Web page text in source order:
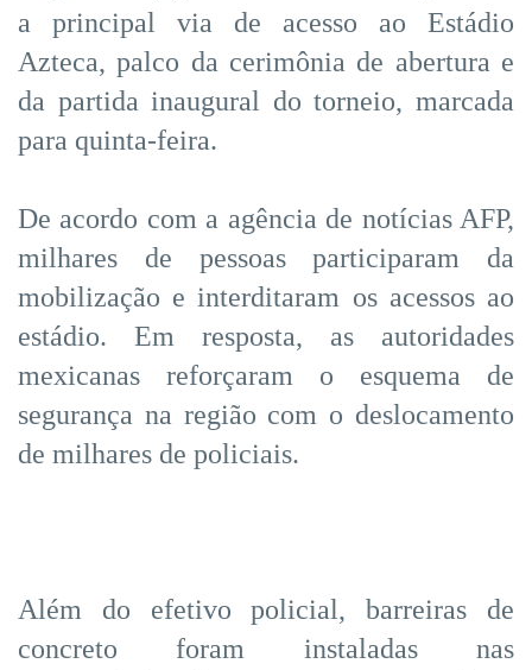
a principal via de acesso ao Estádio
Azteca, palco da cerimônia de abertura e
da partida inaugural do torneio, marcada
para quinta-feira.
De acordo com a agência de notícias AFP,
milhares de pessoas participaram da
mobilização e interditaram os acessos ao
estádio. Em resposta, as autoridades
mexicanas reforçaram o esquema de
segurança na região com o deslocamento
de milhares de policiais.
Além do efetivo policial, barreiras de
concreto foram instaladas nas